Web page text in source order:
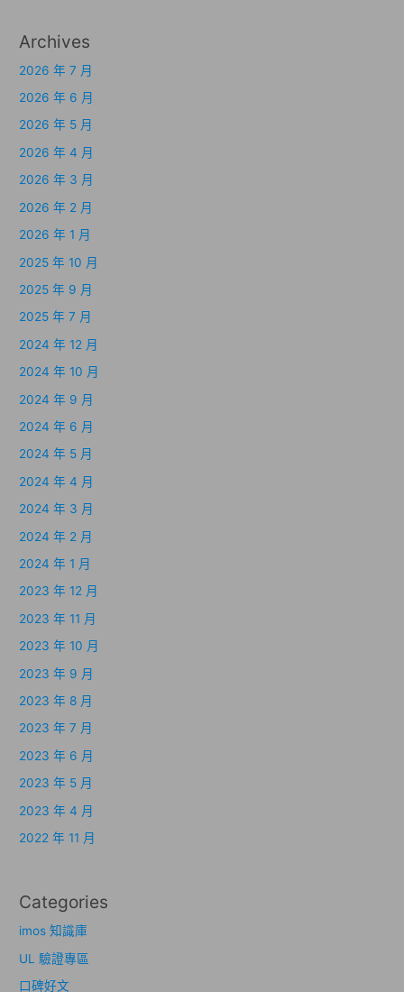
Archives
2026 年 7 月
2026 年 6 月
2026 年 5 月
2026 年 4 月
2026 年 3 月
2026 年 2 月
2026 年 1 月
2025 年 10 月
2025 年 9 月
2025 年 7 月
2024 年 12 月
2024 年 10 月
2024 年 9 月
2024 年 6 月
2024 年 5 月
2024 年 4 月
2024 年 3 月
2024 年 2 月
2024 年 1 月
2023 年 12 月
2023 年 11 月
2023 年 10 月
2023 年 9 月
2023 年 8 月
2023 年 7 月
2023 年 6 月
2023 年 5 月
2023 年 4 月
2022 年 11 月
Categories
imos 知識庫
UL 驗證專區
口碑好文